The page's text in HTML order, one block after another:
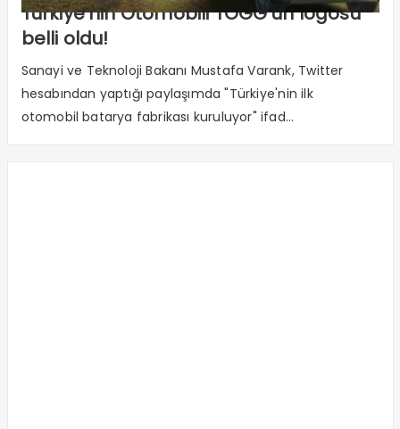
Türkiye’nin Otomobili TOGG’un logosu
belli oldu!
Sanayi ve Teknoloji Bakanı Mustafa Varank, Twitter
hesabından yaptığı paylaşımda "Türkiye'nin ilk
otomobil batarya fabrikası kuruluyor" ifad...